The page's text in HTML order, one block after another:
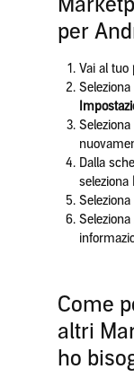
per
Vai al tuo
Seleziona
Dalla
seleziona
Seleziona
Come
altri
ho